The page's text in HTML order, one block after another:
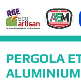
PERGOLA